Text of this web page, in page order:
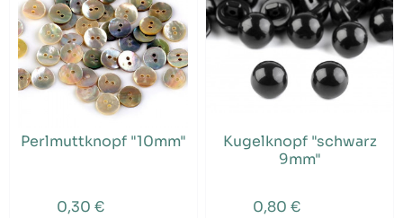
Perlmuttknopf "10mm"
0,30 €
Kugelknopf "schwarz
9mm"
0,80 €